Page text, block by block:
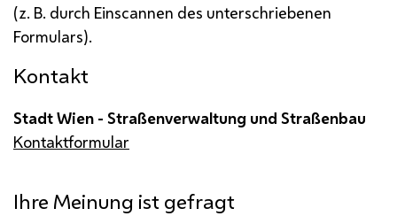
(z. B. durch Einscannen des unterschriebenen
Formulars).
Kontakt
Stadt Wien - Straßenverwaltung und Straßenbau
Kontaktformular
Ihre Meinung ist gefragt